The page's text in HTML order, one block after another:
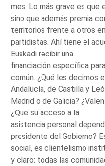
mes. Lo más grave es que
sino que además premia
territorios frente a otros
partidistas. Ahí tiene el
Euskadi recibir una
financiación específica
común. ¿Qué les decimos
Andalucía, de Castilla y
Madrid o de Galicia?
¿Que su acceso a la
asistencia personal
presidente del Gobierno?
social, es clientelismo
y claro: todas las